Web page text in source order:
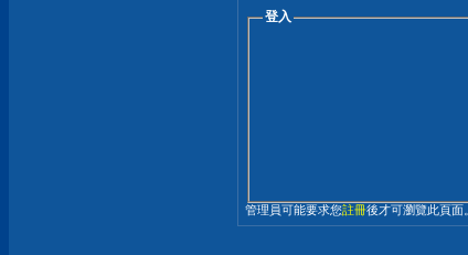
登入
管理員可能要求您註冊後才可瀏覽此頁面。